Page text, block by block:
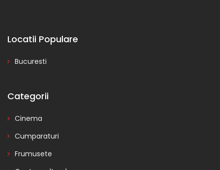
Locatii Populare
Bucuresti
Categorii
Cinema
Cumparaturi
Frumusete